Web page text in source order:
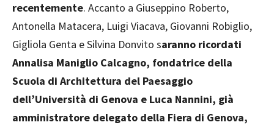
recentemente. Accanto a Giuseppino Roberto,
Antonella Matacera, Luigi Viacava, Giovanni Robiglio,
Gigliola Genta e Silvina Donvito saranno ricordati
Annalisa Maniglio Calcagno, fondatrice della
Scuola di Architettura del Paesaggio
dell’Università di Genova e Luca Nannini, già
amministratore delegato della Fiera di Genova,